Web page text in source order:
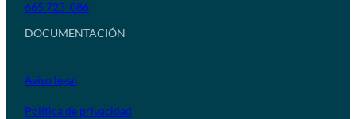
665 723 086
DOCUMENTACIÓN
Aviso legal
Política de privacidad